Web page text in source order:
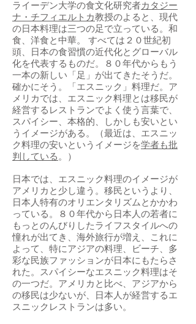
ライーデン大学の食文化研究者カタジー
ナ・チフィエルトカ教授のよると、現代
の日本料理は三つの足で立っている。和
食、洋食と中華。 すべては２０世紀初
頭、日本の食習慣の近代化とグローバル
化を代表するものだ。８０年代からもう
一本の新しい「足」が出てきたそうだ。
確かにそう。「エスニック」料理だ。ア
メリカでは、エスニック料理とは移民が
経営するレストランでよく使う言葉で、
スパイシー、本格的、しかしも安いとい
うイメージがある。（最近は、エスニッ
ク料理の安いというイメージを学者も批
判している。）
日本では、エスニック料理のイメージが
アメリカと少し違う。移民というより、
日本人特有のオリエンタリズムとかかわ
っている。８０年代から日本人の若者に
もっとのんびりしたライフスタイルへの
憧れが出てき、海外旅行が増え、これに
よって、特にアジアの料理、ビーチ、多
彩な民族ファッションが日本にもたらさ
れた。スパイシーなエスニック料理はそ
の一つだ。アメリカと比べ、アジアから
の移民は少ないが、日本人が経営するエ
スニックレストランは多い。